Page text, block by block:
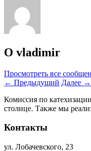
О vladimir
Просмотреть все
← Предыдущий Далее →
Комиссия по
столице. Также мы
Контакты
ул. Лобачевского, 23